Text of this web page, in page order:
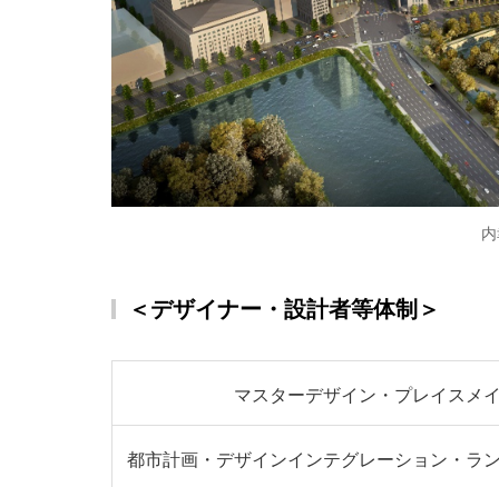
＜デザイナー・設計者等体制＞
マスターデザイン・プレイスメ
都市計画・デザインインテグレーション・ラ